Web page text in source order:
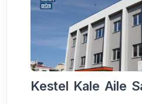
Kestel Kale Aile